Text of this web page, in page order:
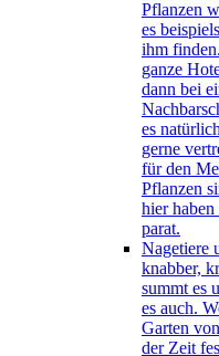
Pflanzen
es
ihm
ganze
dann bei
es
gerne
für den
Pflanzen
hier
parat.
Nagetiere
knabber,
summt es
es auch.
Garten
der Zeit